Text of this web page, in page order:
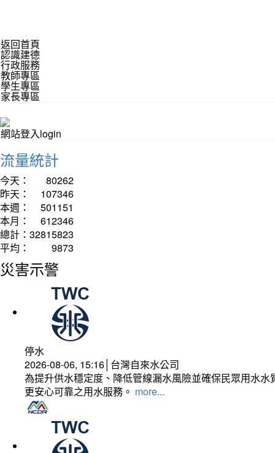
返回首頁
認識建德
行政服務
教師專區
學生專區
家長專區
網站登入login
流量統計
今天：
80262
昨天：
107346
本週：
501151
本月：
612346
總計： 32815823
平均：
9873
災害示警
停水
2026-08-06, 15:16│台灣自來水公司
為提升供水穩定度、降低管線漏水風險並確保民眾用水
更安心可靠之用水服務。 more...